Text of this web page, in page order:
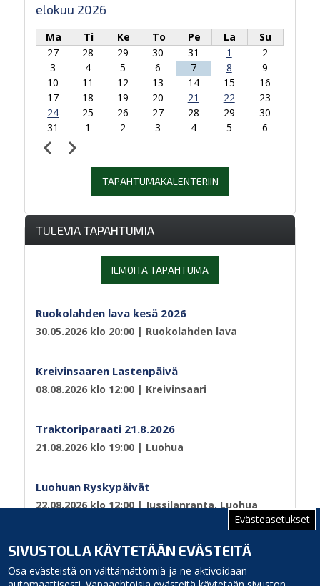
Evästeasetukset
SIVUSTOLLA KÄYTETÄÄN EVÄSTEITÄ
Osa evästeistä on välttämättömiä ja ne aktivoidaan
elokuu 2026
Ma Ti Ke To Pe La
Su
27
28 29 30 31 1
2
3
4 5 6 7 8
9
10
11 12 13 14 15
16
17
18 19 20 21 22
23
24
25 26 27 28 29
30
31
1 2 3 4 5
6
Sivutus
EdellinenSeuraava
TAPAHTUMAKALENTERIIN
TULEVIA TAPAHTUMIA
ILMOITA TAPAHTUMA
Ruokolahden lava kesä 2026
30.05.2026 klo 20:00 | Ruokolahden lava
Kreivinsaaren Lastenpäivä
08.08.2026 klo 12:00 | Kreivinsaari
Traktoriparaati 21.8.2026
21.08.2026 klo 19:00 | Luohua
Luohuan Ryskypäivät
22.08.2026 klo 12:00| Jussilanranta, Luohua
Sivu 1